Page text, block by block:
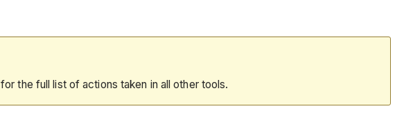
for the full list of actions taken in all other tools.